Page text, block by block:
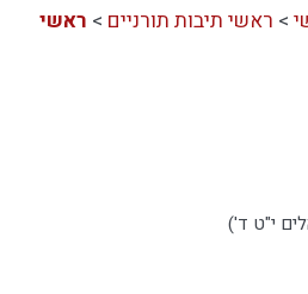
> ראשי תיבות תורניים > ראשי
י"ט ד')